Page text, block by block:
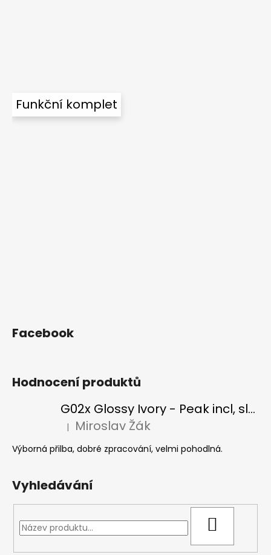
Funkční komplet
Facebook
Hodnocení produktů
G02x Glossy Ivory - Peak incl, slonová kost
Hodnocení produktu je 5 z 5 hvězdiček.
| Miroslav Žák
Výborná přilba, dobré zpracování, velmi pohodlná.
Vyhledávání